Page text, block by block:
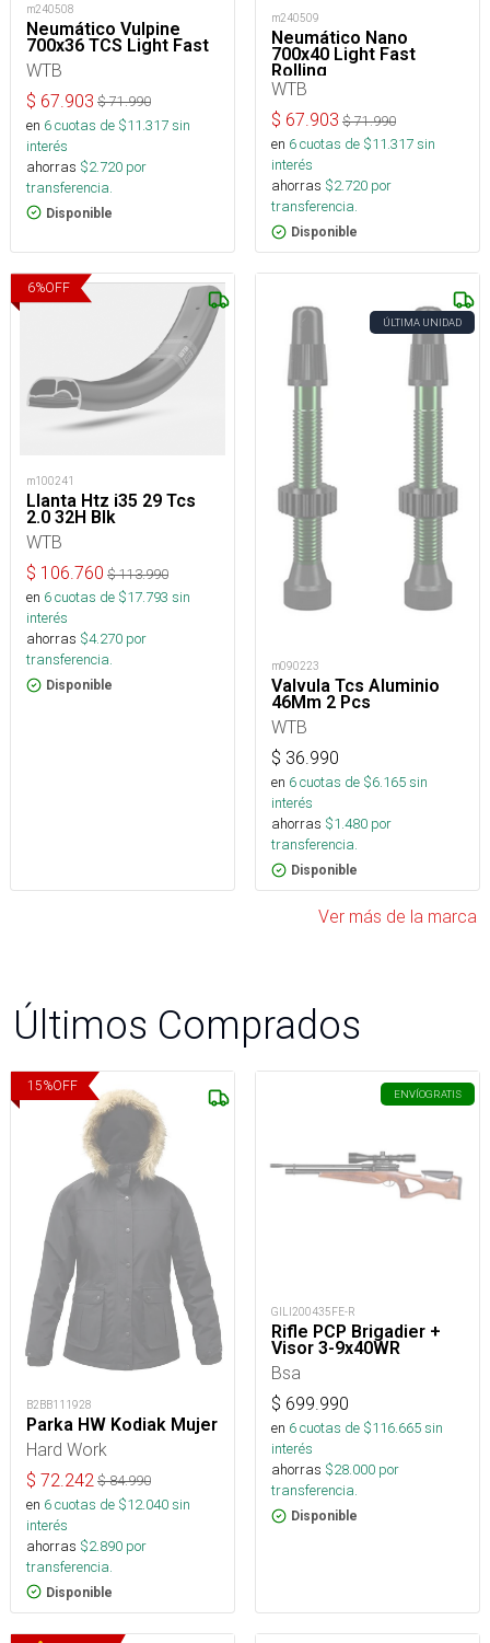
m240508
Neumático Vulpine
700x36 TCS Light Fast
WTB
$ 67.903 $71.990
en 6cuotas de $11.317sin
interés
ahorras $2.720 por
transferencia.
Disponible
m240509
Neumático Nano
700x40 Light Fast
Rolling
WTB
$ 67.903 $71.990
en 6cuotas de $11.317sin
interés
ahorras $2.720 por
transferencia.
Disponible
6%OFF
m100241
Llanta Htz i35 29 Tcs
2.0 32H Blk
WTB
$ 106.760 $113.990
en 6cuotas de $17.793 sin
interés
ahorras $4.270 por
transferencia.
Disponible
ÚLTIMA UNIDAD
m090223
Valvula Tcs Aluminio
46Mm 2 Pcs
WTB
$ 36.990
en 6cuotas de $6.165sin
interés
ahorras $1.480 por
transferencia.
Disponible
Ver más de la marca
Últimos Comprados
15%OFF
B2BB111928
Parka HW Kodiak Mujer
Hard Work
$ 72.242 $84.990
en 6cuotas de $12.040sin
interés
ahorras $2.890 por
transferencia.
Disponible
ENVÍOGRATIS
GILI200435FE-R
Rifle PCP Brigadier +
Visor 3-9x40WR
Bsa
$ 699.990
en 6cuotas de $116.665sin
interés
ahorras $28.000 por
transferencia.
Disponible